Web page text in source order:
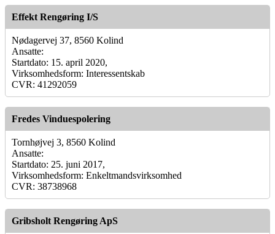
Effekt Rengøring I/S
Nødagervej 37, 8560 Kolind
Ansatte:
Startdato: 15. april 2020,
Virksomhedsform: Interessentskab
CVR: 41292059
Fredes Vinduespolering
Tornhøjvej 3, 8560 Kolind
Ansatte:
Startdato: 25. juni 2017,
Virksomhedsform: Enkeltmandsvirksomhed
CVR: 38738968
Gribsholt Rengøring ApS